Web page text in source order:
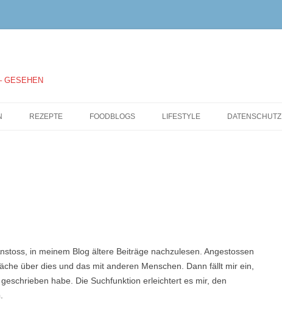
GESEHEN
zum
REZEPTE FOODBLOGS LIFESTYLE DATENSCHUTZ
in meinem Blog ältere Beiträge nachzulesen. Angestossen
über dies und das mit anderen Menschen. Dann fällt mir ein,
habe. Die Suchfunktion erleichtert es mir, den